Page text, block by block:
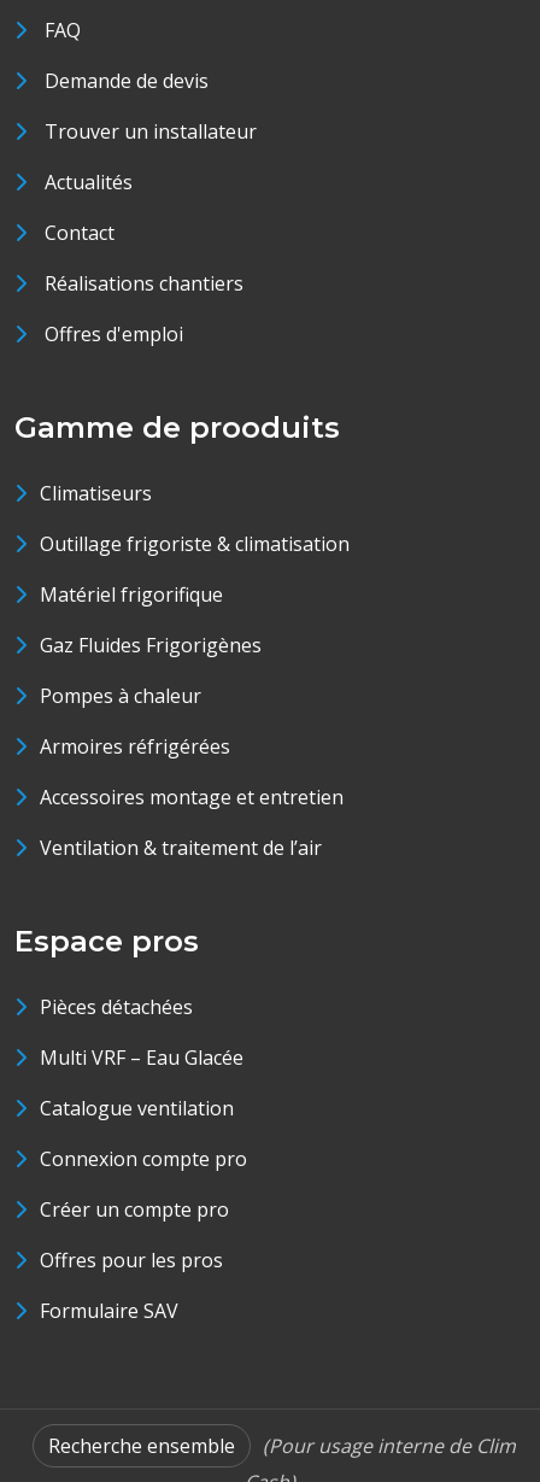
FAQ
Demande de devis
Trouver un installateur
Actualités
Contact
Réalisations chantiers
Offres d'emploi
Gamme de prooduits
Climatiseurs
Outillage frigoriste & climatisation
Matériel frigorifique
Gaz Fluides Frigorigènes
Pompes à chaleur
Armoires réfrigérées
Accessoires montage et entretien
Ventilation & traitement de l’air
Espace pros
Pièces détachées
Multi VRF – Eau Glacée
Catalogue ventilation
Connexion compte pro
Créer un compte pro
Offres pour les pros
Formulaire SAV
Recherche ensemble
(Pour usage interne de Clim